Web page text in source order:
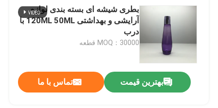
بطری شیشه ای بسته بندی لوازم
آرایشی و بهداشتی 120ML 50ML با
درب
MOQ：30000 قطعه
بهترین قیمت تماس با ما